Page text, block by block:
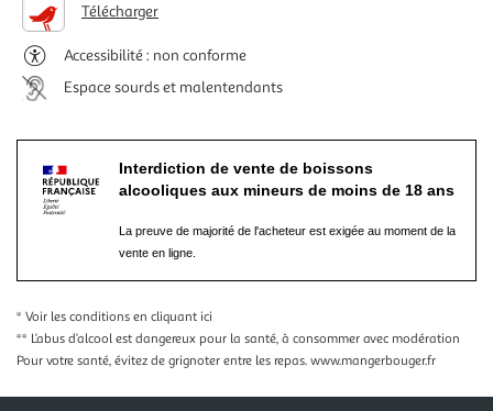
Télécharger
Accessibilité : non conforme
Espace sourds et malentendants
Interdiction de vente de boissons
alcooliques aux mineurs de moins de 18 ans
La preuve de majorité de l'acheteur est exigée au moment de la
vente en ligne.
* Voir les conditions en cliquant ici
** L’abus d’alcool est dangereux pour la santé, à consommer avec modération
Pour votre santé, évitez de grignoter entre les repas. www.mangerbouger.fr